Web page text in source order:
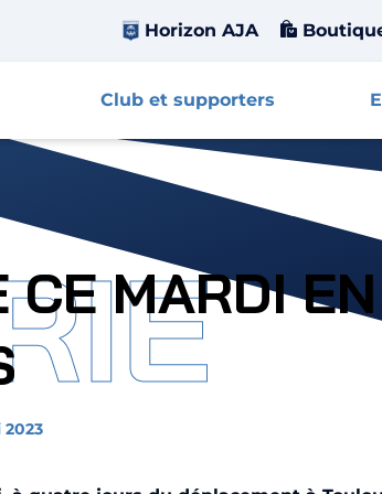
Horizon AJA
Club et supporters
CE MARDI EN
2023